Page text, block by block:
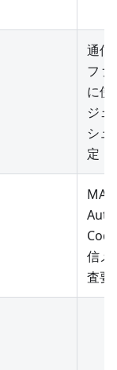
通信
ファ
に使
ジェ
シュ
定
信メ
査要